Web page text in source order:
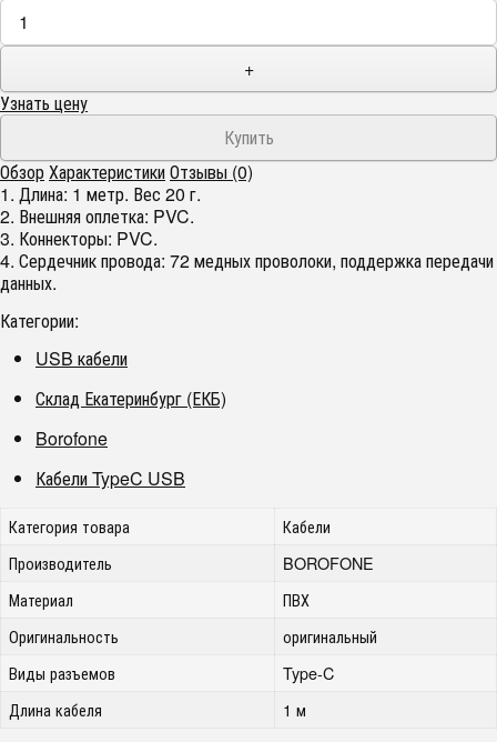
+
Узнать цену
ОбзорХарактеристикиОтзывы (0)
1. Длина: 1 метр. Вес 20 г.
2. Внешняя оплетка: PVC.
3. Коннекторы: PVC.
4. Сердечник провода: 72 медных проволоки, поддержка передачи
данных.
Категории:
USB кабели
Склад Екатеринбург (ЕКБ)
Borofone
Кабели TypeC USB
Категория товара
Кабели
Производитель
BOROFONE
Материал
ПВХ
Оригинальность
оригинальный
Виды разъемов
Type-C
Длина кабеля
1 м